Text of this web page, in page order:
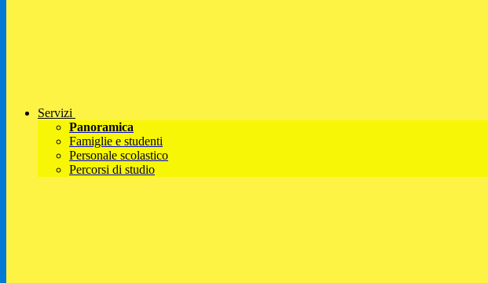
Servizi
Panoramica
Famiglie e studenti
Personale scolastico
Percorsi di studio